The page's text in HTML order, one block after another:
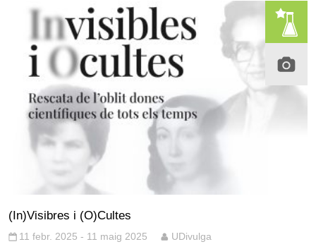
(In)Visibres i (O)Cultes
11 febr. 2025 - 11 maig 2025 UDivulga